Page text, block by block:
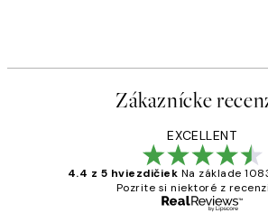
Zákaznícke
EXCELLENT
4.4 z 5 hviezdičiek Na základe
Pozrite si niektoré z